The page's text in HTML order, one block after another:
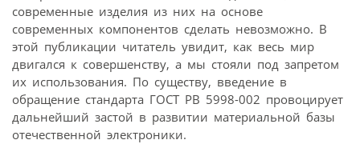
современные изделия из них на основе
современных компонентов сделать невозможно. В
этой публикации читатель увидит, как весь мир
двигался к совершенству, а мы стояли под запретом
их использования. По существу, введение в
обращение стандарта ГОСТ РВ 5998-002 провоцирует
дальнейший застой в развитии материальной базы
отечественной электроники.